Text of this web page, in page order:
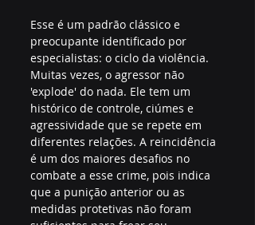
Esse é um padrão clássico e
preocupante identificado por
especialistas: o ciclo da violência.
Muitas vezes, o agressor não
'explode' do nada. Ele tem um
histórico de controle, ciúmes e
agressividade que se repete em
diferentes relações. A reincidência
é um dos maiores desafios no
combate a esse crime, pois indica
que a punição anterior ou as
medidas protetivas não foram